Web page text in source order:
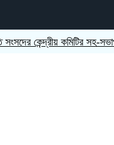
কেন্দ্রীয় কমিটির সহ-সভাপতি